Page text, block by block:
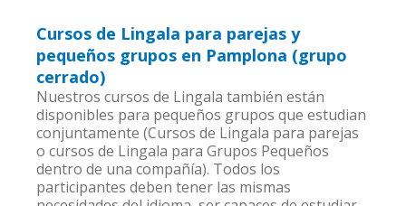
Cursos de Lingala para parejas y
pequeños grupos en Pamplona (grupo
cerrado)
Nuestros cursos de Lingala también están
disponibles para pequeños grupos que estudian
conjuntamente (Cursos de Lingala para parejas
o cursos de Lingala para Grupos Pequeños
dentro de una compañía). Todos los
participantes deben tener las mismas